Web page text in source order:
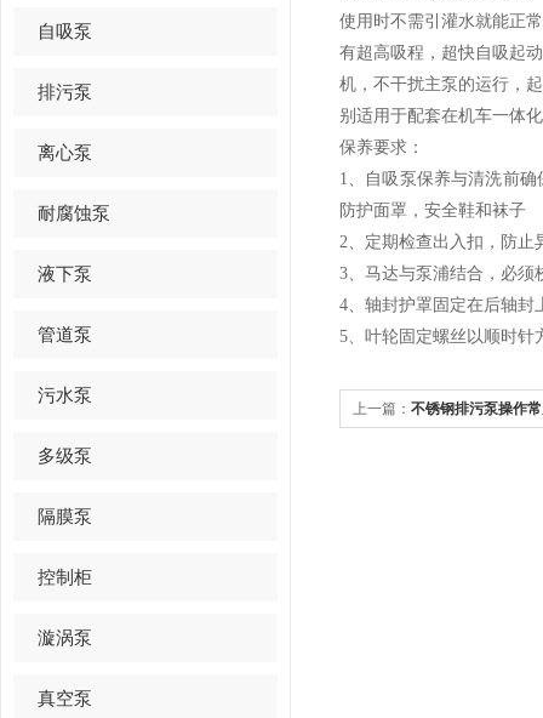
自吸泵
排污泵
离心泵
耐腐蚀泵
液下泵
管道泵
污水泵
多级泵
隔膜泵
控制柜
漩涡泵
真空泵
使用时不需引灌水就能正
有超高吸程，超快自吸起
机，不干扰主泵的运行，
别适用于配套在机车一体
保养要求：
1、自吸泵保养与清洗前
防护面罩，安全鞋和袜子
2、定期检查出入扣，防止
3、马达与泵浦结合，必须
4、轴封护罩固定在后轴封
5、叶轮固定螺丝以顺时
上一篇： 不锈钢排污泵操作